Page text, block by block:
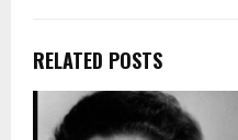
RELATED POSTS